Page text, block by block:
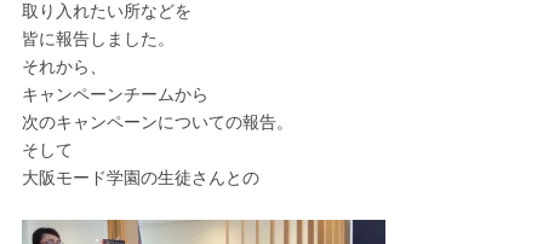
取り入れたい所などを
皆に報告しました。
それから、
キャンペーンチームから
次のキャンペーンについての報告。
そして
大阪モード学園の生徒さんとの